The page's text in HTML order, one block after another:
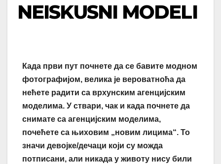
NEISKUSNI MODELI
Када први пут почнете да се бавите модном
фотографијом, велика је вероватноћа да
нећете радити са врхунским агенцијским
моделима. У ствари, чак и када почнете да
снимате са агенцијским моделима,
почећете са њиховим „новим лицима“. То
значи девојке/дечаци који су можда
потписани, али никада у животу нису били